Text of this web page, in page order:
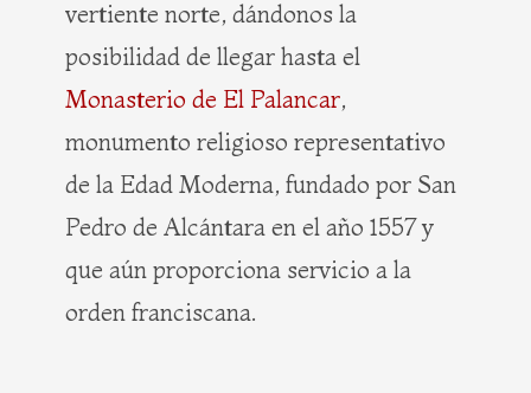
vertiente norte, dándonos la
posibilidad de llegar hasta el
Monasterio de El Palancar,
monumento religioso representativo
de la Edad Moderna, fundado por San
Pedro de Alcántara en el año 1557 y
que aún proporciona servicio a la
orden franciscana.